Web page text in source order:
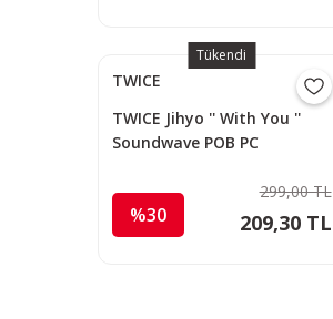
Tükendi
TWICE
TWICE Jihyo '' With You ''
Soundwave POB PC
%30
299,00 TL
209,30 TL